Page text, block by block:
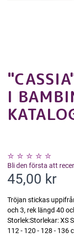
I
Bli den första att
45,00 kr
Tröjan stickas
och 3, rek längd 40
Storlek:Storlekar: XS
112 - 120 - 128 - 136